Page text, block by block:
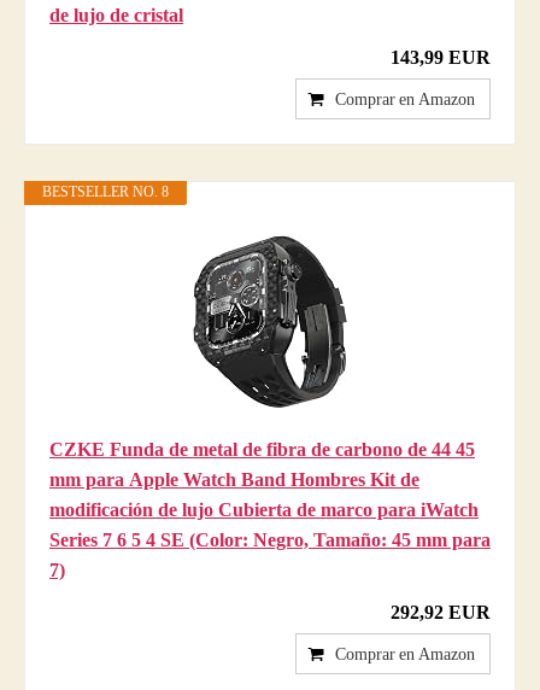
de lujo de cristal
143,99 EUR
Comprar en Amazon
BESTSELLER NO. 8
CZKE Funda de metal de fibra de carbono de 44 45
mm para Apple Watch Band Hombres Kit de
modificación de lujo Cubierta de marco para iWatch
Series 7 6 5 4 SE (Color: Negro, Tamaño: 45 mm para
7)
292,92 EUR
Comprar en Amazon